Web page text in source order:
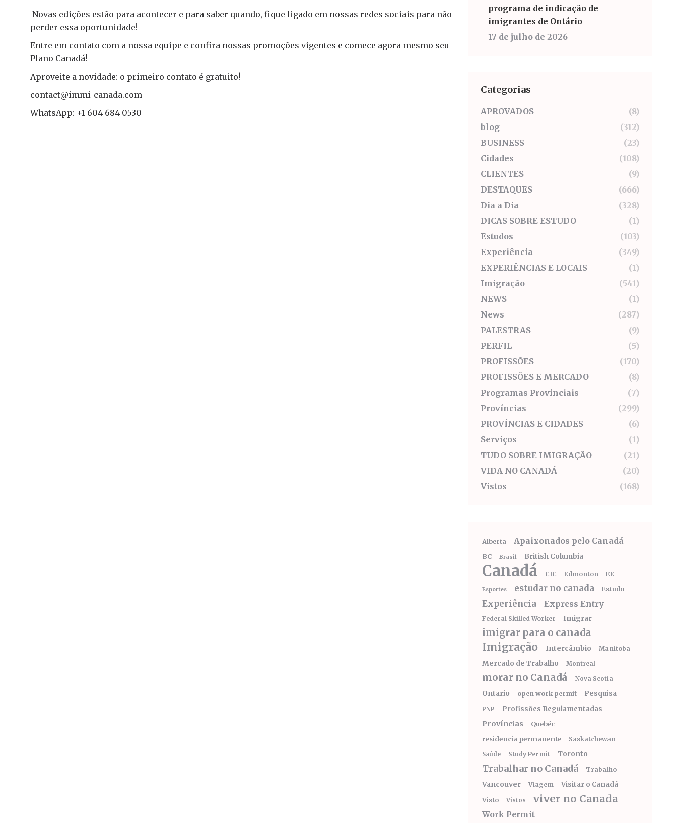
Novas edições estão para acontecer e para saber quando, fique ligado em nossas redes sociais para não
perder essa oportunidade!
Entre em contato com a nossa equipe e confira nossas promoções vigentes e comece agora mesmo seu
Plano Canadá!
Aproveite a novidade: o primeiro contato é gratuito!
contact@immi-canada.com
WhatsApp: +1 604 684 0530
programa de indicação de
imigrantes de Ontário
17 de julho de 2026
Categorias
APROVADOS
(8)
blog
(312)
BUSINESS
(23)
Cidades
(108)
CLIENTES
(9)
DESTAQUES
(666)
Dia a Dia
(328)
DICAS SOBRE ESTUDO
(1)
Estudos
(103)
Experiência
(349)
EXPERIÊNCIAS E LOCAIS
(1)
Imigração
(541)
NEWS
(1)
News
(287)
PALESTRAS
(9)
PERFIL
(5)
PROFISSÕES
(170)
PROFISSÕES E MERCADO
(8)
Programas Provinciais
(7)
Províncias
(299)
PROVÍNCIAS E CIDADES
(6)
Serviços
(1)
TUDO SOBRE IMIGRAÇÃO
(21)
VIDA NO CANADÁ
(20)
Vistos
(168)
Alberta Apaixonados pelo Canadá
BC Brasil British Columbia
Canadá CIC Edmonton EE
Esportes estudar no canada Estudo
Experiência Express Entry
Federal Skilled Worker Imigrar
imigrar para o canada
Imigração Intercâmbio Manitoba
Mercado de Trabalho Montreal
morar no Canadá Nova Scotia
Ontario open work permit Pesquisa
PNP Profissões Regulamentadas
Províncias
Quebéc
residencia permanente
Saskatchewan
Saúde Study Permit Toronto
Trabalhar no Canadá Trabalho
Vancouver Viagem
Visitar o Canadá
Visto
Vistos viver no Canada
Work Permit